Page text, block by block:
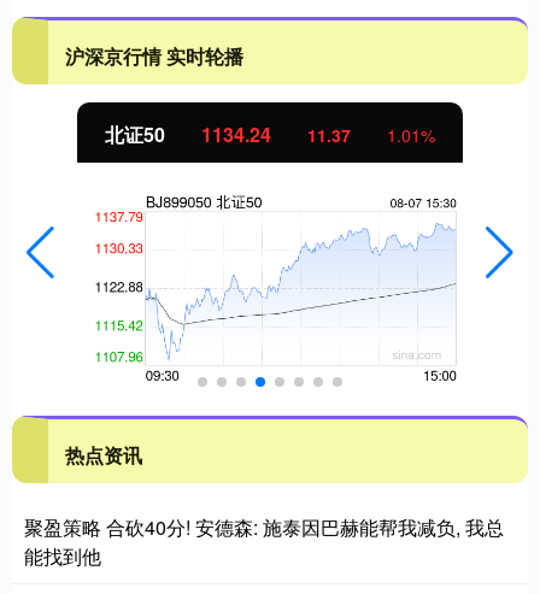
沪深京行情 实时轮播
北证50 1134.24 11.37 1.01%
热点资讯
聚盈策略 合砍40分! 安德森: 施泰因巴赫能帮我减负, 我总
能找到他